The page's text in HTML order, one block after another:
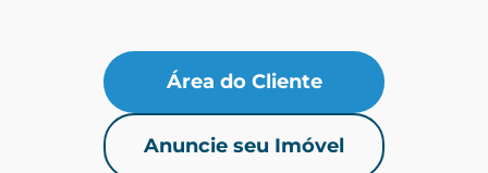
Área do Cliente
Anuncie seu Imóvel